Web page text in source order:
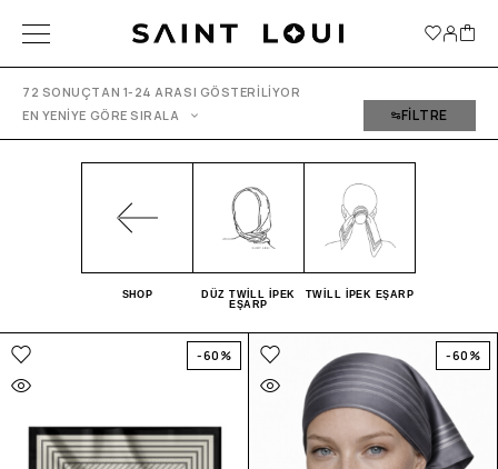
72 SONUÇTAN 1-24 ARASI GÖSTERILIYOR
EN YENIYE GÖRE SIRALA
FILTRE
SHOP
DÜZ TWILL İPEK
EŞARP
TWILL İPEK EŞARP
-60% -60%